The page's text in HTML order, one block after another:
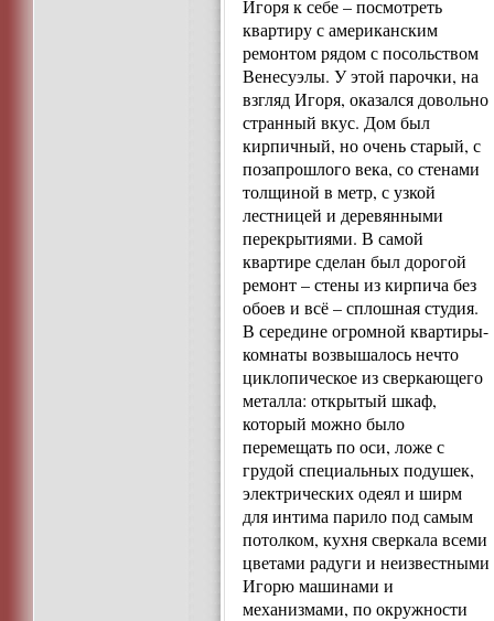
Игоря к себе – посмотреть
квартиру с американским
ремонтом рядом с посольством
Венесуэлы. У этой парочки, на
взгляд Игоря, оказался довольно
странный вкус. Дом был
кирпичный, но очень старый, с
позапрошлого века, со стенами
толщиной в метр, с узкой
лестницей и деревянными
перекрытиями. В самой
квартире сделан был дорогой
ремонт – стены из кирпича без
обоев и всё – сплошная студия.
В середине огромной квартиры-
комнаты возвышалось нечто
циклопическое из сверкающего
металла: открытый шкаф,
который можно было
перемещать по оси, ложе с
грудой специальных подушек,
электрических одеял и ширм
для интима парило под самым
потолком, кухня сверкала всеми
цветами радуги и неизвестными
Игорю машинами и
механизмами, по окружности